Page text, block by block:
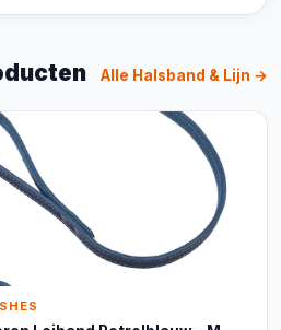
Alle Halsband & Lijn →